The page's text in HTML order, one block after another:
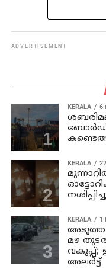
ADVERTISEMENT
KERALA 6
ബോർഡ്
KERALA
KERALA 1
അടുത്ത
മഴ
വകുപ്പ്;
അലർട്ട്